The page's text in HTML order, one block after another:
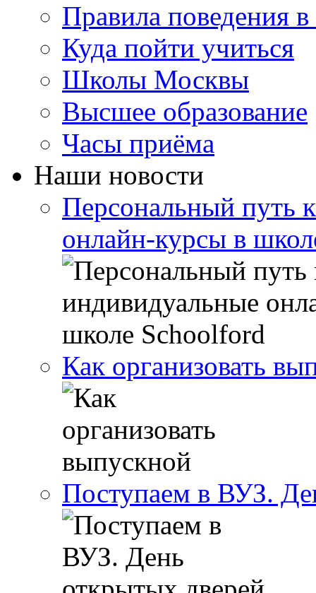
Правила поведения
Куда пойти учиться
Школы Москвы
Высшее образование
Часы приёма
Наши новости
Персональный путь
онлайн-курсы в
Как организовать
Поступаем в ВУЗ.